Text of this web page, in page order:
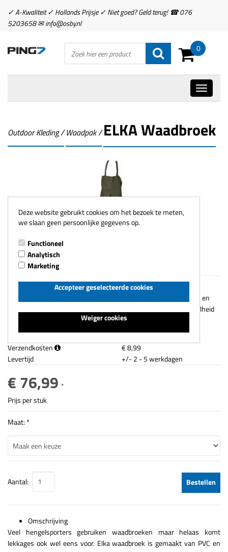
✓ A-Kwaliteit ✓ Hollands Prijsje ✓ Niet goed? Geld terug! ☎ 076
5203658 ✉ info@osby.nl
0
Outdoor Kleding/ Waadpak/ ELKA Waadbroek
ELKA Waadbroek
Veel hengelsporters gebruiken waadbroeken maar helaas komt
lekkages ook wel eens voor. Elka waadbroek is gemaakt van PVC en
polyester. Deze combinatie zorgt voor een hoge sterkte en soepelheid
Verzendkosten
€ 8,99
Levertijd
+/- 2 - 5 werkdagen
€ 76,99 *
Prijs per stuk
Maat: *
Aantal: Bestellen
Omschrijving
Veel hengelsporters gebruiken waadbroeken maar helaas komt
lekkages ook wel eens voor. Elka waadbroek is gemaakt van PVC en
Deze website gebruikt cookies om het bezoek te meten,
we slaan geen persoonlijke gegevens op.
Functioneel
Analytisch
Marketing
Accepteer geselecteerde cookies
Weiger cookies